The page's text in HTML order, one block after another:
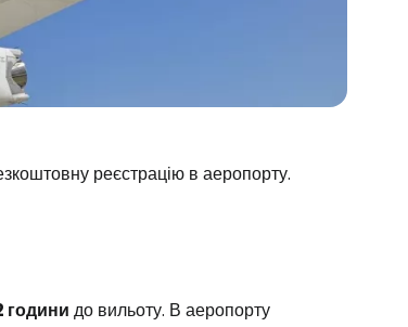
реєстрацію в аеропорту.
години до вильоту. В аеропорту